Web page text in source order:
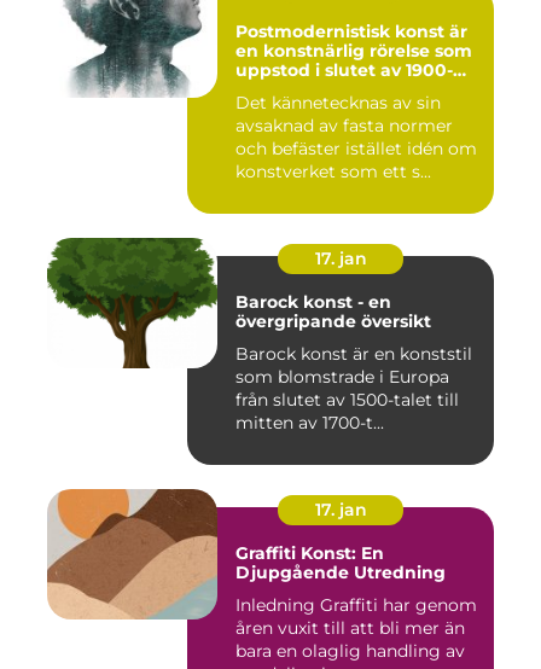
Postmodernistisk konst är
en konstnärlig rörelse som
uppstod i slutet av 1900-
mot modernismens
stränga regler och linjära
framsteg
Det kännetecknas av sin
avsaknad av fasta normer
och befäster istället idén om
konstverket som ett s...
17. jan
Barock konst - en
övergripande översikt
Barock konst är en konststil
som blomstrade i Europa
från slutet av 1500-talet till
mitten av 1700-t...
17. jan
Graffiti Konst: En
Djupgående Utredning
Inledning Graffiti har genom
åren vuxit till att bli mer än
bara en olaglig handling av